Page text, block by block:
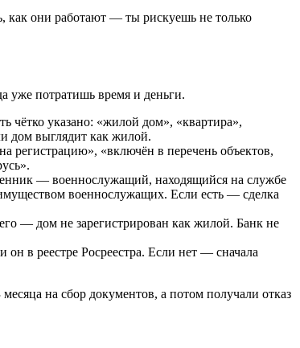
как они работают — ты рискуешь не только
уже потратишь время и деньги.
указано: «жилой дом», «квартира»,
дом выглядит как жилой.
регистрацию», «включён в перечень объектов,
— военнослужащий, находящийся на службе
военнослужащих. Если есть — сделка
— дом не зарегистрирован как жилой. Банк не
он в реестре Росреестра. Если нет — сначала
на сбор документов, а потом получали отказ